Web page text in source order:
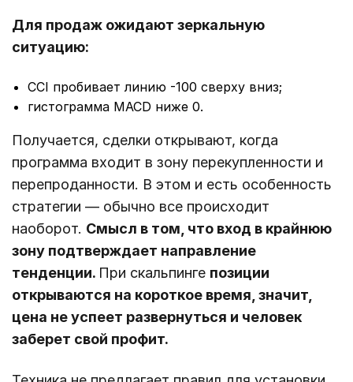
Для продаж ожидают зеркальную
ситуацию:
CCI пробивает линию -100 сверху вниз;
гистограмма MACD ниже 0.
Получается, сделки открывают, когда
программа входит в зону перекупленности и
перепроданности. В этом и есть особенность
стратегии ― обычно все происходит
наоборот. Смысл в том, что вход в крайнюю
зону подтверждает направление
тенденции. При скальпинге позиции
открываются на короткое время, значит,
цена не успеет развернуться и человек
заберет свой профит.